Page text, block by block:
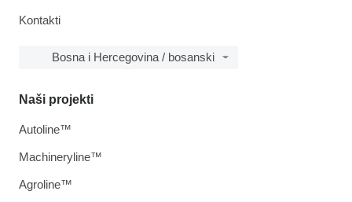
Kontakti
Bosna i Hercegovina / bosanski
Naši projekti
Autoline™
Machineryline™
Agroline™